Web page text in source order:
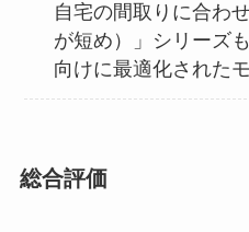
自宅の間取りに合わ
が短め）」シリーズ
向けに最適化された
総合評価